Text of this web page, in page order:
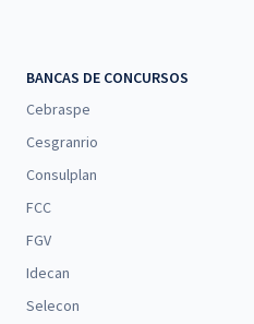
BANCAS DE CONCURSOS
Cebraspe
Cesgranrio
Consulplan
FCC
FGV
Idecan
Selecon